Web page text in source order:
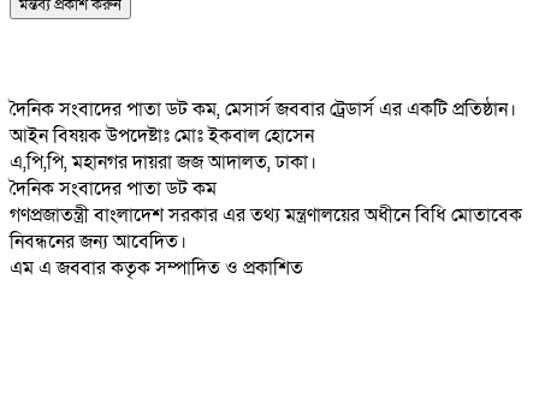
দৈনিক সংবাদের পাতা ডট কম, মেসার্স জববার ট্রেডার্স এর একটি প্রতিষ্ঠান।
আইন বিষয়ক উপদেষ্টাঃ মোঃ ইকবাল হোসেন
এ,পি,পি, মহানগর দায়রা জজ আদালত, ঢাকা।
দৈনিক সংবাদের পাতা ডট কম
গণপ্রজাতন্ত্রী বাংলাদেশ সরকার এর তথ্য মন্ত্রণালয়ের অধীনে বিধি মোতাবেক
নিবন্ধনের জন্য আবেদিত।
এম এ জববার কতৃক সম্পাদিত ও প্রকাশিত